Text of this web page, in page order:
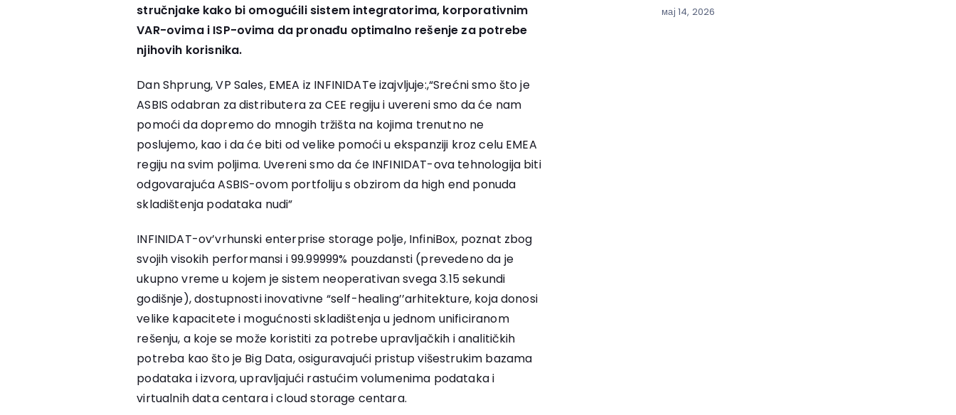
stručnjake kako bi omogućili sistem integratorima, korporativnim
VAR-ovima i ISP-ovima da pronađu optimalno rešenje za potrebe
njihovih korisnika.
Dan Shprung, VP Sales, EMEA iz INFINIDATe izajvljuje:,“Srećni smo što je
ASBIS odabran za distributera za CEE regiju i uvereni smo da će nam
pomoći da dopremo do mnogih tržišta na kojima trenutno ne
poslujemo, kao i da će biti od velike pomoći u ekspanziji kroz celu EMEA
regiju na svim poljima. Uvereni smo da će INFINIDAT-ova tehnologija biti
odgovarajuća ASBIS-ovom portfoliju s obzirom da high end ponuda
skladištenja podataka nudi”
INFINIDAT-ov’vrhunski enterprise storage polje, InfiniBox, poznat zbog
svojih visokih performansi i 99.99999% pouzdansti (prevedeno da je
ukupno vreme u kojem je sistem neoperativan svega 3.15 sekundi
godišnje), dostupnosti inovativne “self-healing’’arhitekture, koja donosi
velike kapacitete i mogućnosti skladištenja u jednom unificiranom
rešenju, a koje se može koristiti za potrebe upravljačkih i analitičkih
potreba kao što je Big Data, osiguravajući pristup višestrukim bazama
podataka i izvora, upravljajući rastućim volumenima podataka i
virtualnih data centara i cloud storage centara.
мај 14, 2026